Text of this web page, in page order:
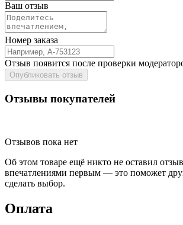
Ваш отзыв
Номер заказа
Отзыв появится после проверки
Опубликовать отзыв
Отзывы покупателей
Отзывов пока нет
Об этом товаре ещё никто не оставил
впечатлениями первым — это поможет
сделать выбор.
Оплата